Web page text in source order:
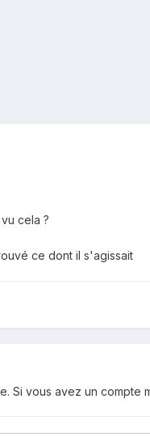
cela ?
ce dont il s'agissait
Si vous avez un compte